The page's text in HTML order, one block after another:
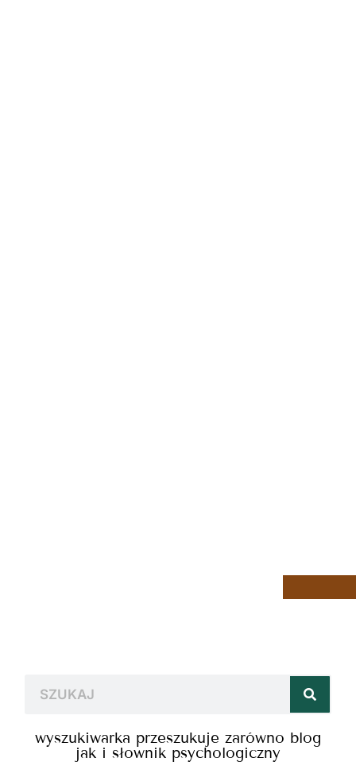
wyszukiwarka przeszukuje zarówno blog
jak i słownik psychologiczny